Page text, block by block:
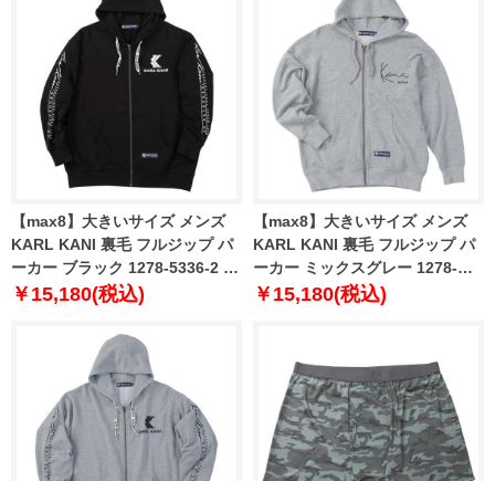
【max8】大きいサイズ メンズ
KARL KANI 裏毛 フルジップ パ
ーカー ブラック 1278-5336-2 3L
4L 5L 6L 8L
￥15,180(税込)
【max8】大きいサイズ メンズ
KARL KANI 裏毛 フルジップ パ
ーカー ミックスグレー 1278-
4611-1 3L 4L 5L 6L 8L
￥15,180(税込)